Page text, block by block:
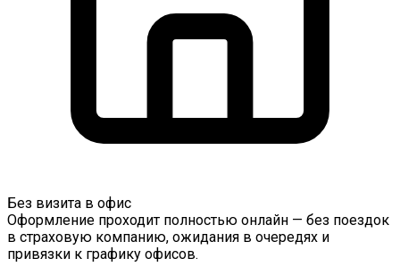
Без визита в офис
Оформление проходит полностью онлайн — без поездок
в страховую компанию, ожидания в очередях и
привязки к графику офисов.